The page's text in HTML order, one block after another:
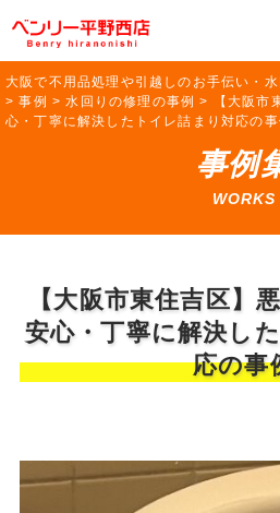
大阪で不用品処理や引越しのお手伝い・
>事例 >水回りの修理の事例 >
【大阪市
心・丁寧に解決したトイレ詰まり対応の事
事例
WORKS
【大阪市東住吉区】
安心・丁寧に解決し
応の事